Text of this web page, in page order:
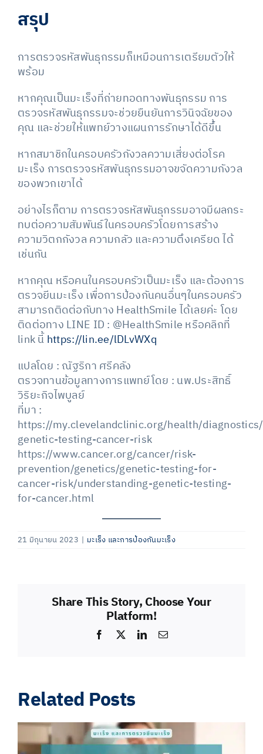
สรุป
การตรวจรหัสพันธุกรรมก็เหมือนการเตรียมตัวให้
พร้อม
หากคุณเป็นมะเร็งที่ถ่ายทอดทางพันธุกรรม การ
ตรวจรหัสพันธุกรรมจะช่วยยืนยันการวินิจฉัยของ
คุณ และช่วยให้แพทย์วางแผนการรักษาได้ดีขึ้น
หากสมาชิกในครอบครัวกังวลความเสี่ยงต่อโรค
มะเร็ง การตรวจรหัสพันธุกรรมอาจขจัดความกังวล
ของพวกเขาได้
อย่างไรก็ตาม การตรวจรหัสพันธุกรรมอาจมีผลกระ
ทบต่อความสัมพันธ์ในครอบครัวโดยการสร้าง
ความวิตกกังวล ความกลัว และความตึงเครียด ได้
เช่นกัน
หากคุณ หรือคนในครอบครัวเป็นมะเร็ง และต้องการ
ตรวจยีนมะเร็ง เพื่อการป้องกันคนอื่นๆในครอบครัว
สามารถติดต่อกับทาง HealthSmile ได้เลยค่ะ โดย
ติดต่อทาง LINE ID : @HealthSmile หรือคลิกที่
link นี้ https://lin.ee/lDLvWXq
แปลโดย : ณัฐริกา ศรีคลัง
ตรวจทานข้อมูลทางการแพทย์โดย : นพ.ประสิทธิ์
วิริยะกิจไพบูลย์
ที่มา :
https://my.clevelandclinic.org/health/
genetic-testing-cancer-risk
https://www.cancer.org/cancer/risk-
prevention/genetics/genetic-testing-for-
cancer-risk/understanding-genetic-testing-
for-cancer.html
21 มิถุนายน 2023 | มะเร็ง และการป้องกันมะเร็ง
Share This Story, Choose Your
Platform!
Facebook LinkedInEmail
Related Posts